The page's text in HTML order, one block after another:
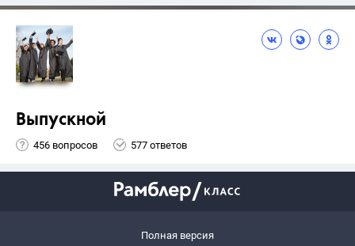
Выпускной
456 вопросов 577 ответов
Полная версия